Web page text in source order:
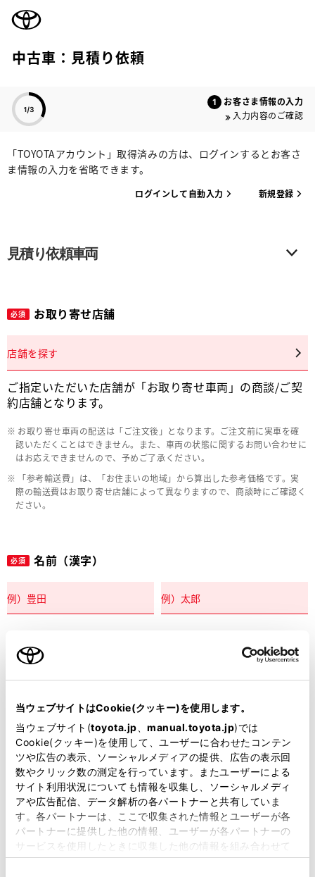
当ウェブサイトはCookie(クッキー)を使用します。
当ウェブサイト(toyota.jp manual.toyota.jp)では
Cookie(クッキー)を使用して、ユーザーに合わせたコンテン
ツや広告の表示、ソーシャルメディアの提供、広告の表示回
数やクリック数の測定を行っています。またユーザーによる
サイト利用状況についても情報を収集し、ソーシャルメディ
アや広告配信、データ解析の各パートナーと共有していま
す。各パートナーは、ここで収集された情報とユーザーが各
パートナーに提供した他の情報、ユーザーが各パートナーの
サービスを使用したときに収集した他の情報を組み合わせて
使用することがあります。当ウェブサイトの使用を続行する
中古車：見積り依頼
お客さま情報の入力
入力内容のご確認
「TOYOTAアカウント」取得済みの方は、ログインするとお客さ
ま情報の入力を省略できます。
ログインして自動入力 新規登録
見積り依頼車両
必須 お取り寄せ店舗
店舗を探す
ご指定いただいた店舗が「お取り寄せ車両」の商談/ご契
約店舗となります。
お取り寄せ車両の配送は「ご注文後」となります。ご注文前に実車を確
認いただくことはできません。また、車両の状態に関するお問い合わせに
はお応えできませんので、予めご了承ください。
「参考輸送費」は、「お住まいの地域」から算出した参考価格です。実
際の輸送費はお取り寄せ店舗によって異なりますので、商談時にご確認く
ださい。
必須 名前（漢字）
必須 名前（カナ）
必須 郵便番号
住所自動入力
必須 都道府県